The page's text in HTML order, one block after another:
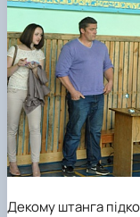
Декому штанга